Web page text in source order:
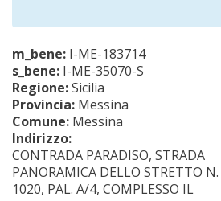
m_bene: I-ME-183714
s_bene: I-ME-35070-S
Regione:Sicilia
Provincia: Messina
Comune: Messina
Indirizzo:
CONTRADA PARADISO, STRADA
PANORAMICA DELLO STRETTO N.
1020, PAL. A/4, COMPLESSO IL